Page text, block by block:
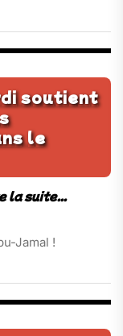
soutient
le
Jamal !